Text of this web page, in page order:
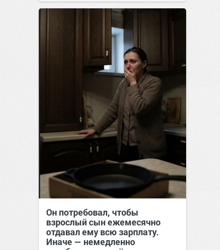
Он потребовал, чтобы
взрослый сын ежемесячно
отдавал ему всю зарплату.
Иначе — немедленно